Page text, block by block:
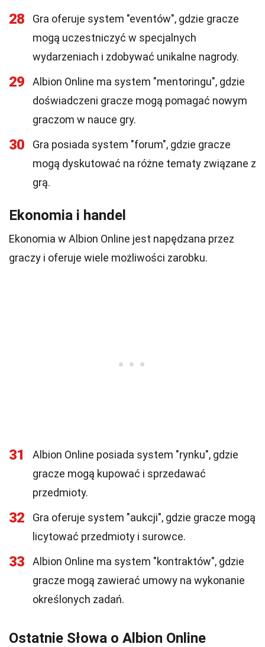
28
Gra oferuje system "eventów", gdzie gracze
mogą uczestniczyć w specjalnych
wydarzeniach i zdobywać unikalne nagrody.
29
Albion Online ma system "mentoringu", gdzie
doświadczeni gracze mogą pomagać nowym
graczom w nauce gry.
30
Gra posiada system "forum", gdzie gracze
mogą dyskutować na różne tematy związane z
grą.
Ekonomia i handel
Ekonomia w Albion Online jest napędzana przez
graczy i oferuje wiele możliwości zarobku.
31
Albion Online posiada system "rynku", gdzie
gracze mogą kupować i sprzedawać
przedmioty.
32
Gra oferuje system "aukcji", gdzie gracze mogą
licytować przedmioty i surowce.
33
Albion Online ma system "kontraktów", gdzie
gracze mogą zawierać umowy na wykonanie
określonych zadań.
Ostatnie Słowa o Albion Online